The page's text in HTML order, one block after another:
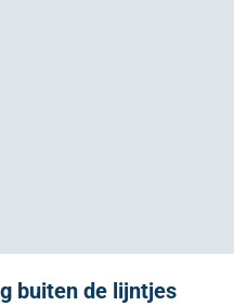
buiten de lijntjes